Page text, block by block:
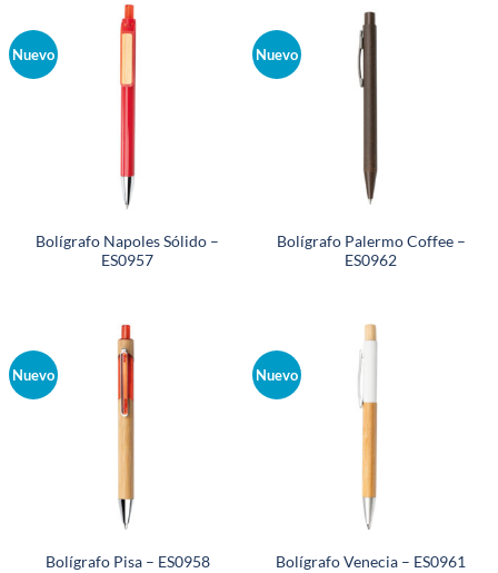
Nuevo
Bolígrafo Napoles Sólido –
ES0957
Nuevo
Bolígrafo Palermo Coffee –
ES0962
Nuevo
Bolígrafo Pisa – ES0958
Nuevo
Bolígrafo Venecia – ES0961